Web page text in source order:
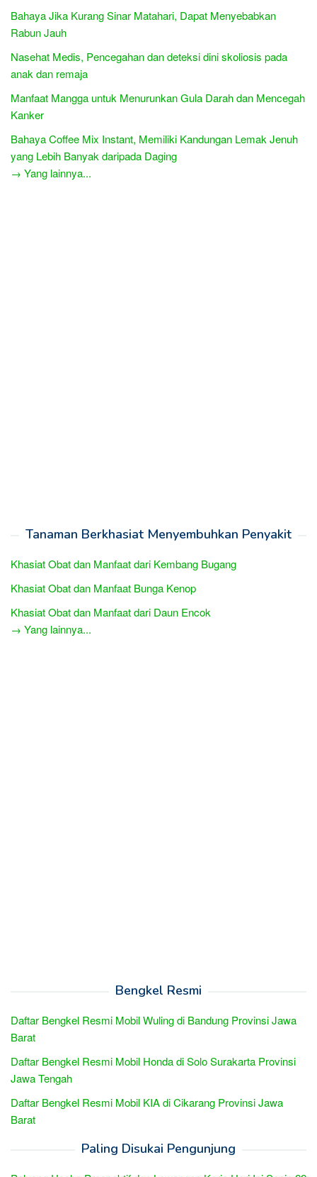
Bahaya Jika Kurang Sinar Matahari, Dapat Menyebabkan
Rabun Jauh
Nasehat Medis, Pencegahan dan deteksi dini skoliosis pada
anak dan remaja
Manfaat Mangga untuk Menurunkan Gula Darah dan Mencegah
Kanker
Bahaya Coffee Mix Instant, Memiliki Kandungan Lemak Jenuh
yang Lebih Banyak daripada Daging
→ Yang lainnya...
Tanaman Berkhasiat Menyembuhkan Penyakit
Khasiat Obat dan Manfaat dari Kembang Bugang
Khasiat Obat dan Manfaat Bunga Kenop
Khasiat Obat dan Manfaat dari Daun Encok
→ Yang lainnya...
Bengkel Resmi
Daftar Bengkel Resmi Mobil Wuling di Bandung Provinsi Jawa
Barat
Daftar Bengkel Resmi Mobil Honda di Solo Surakarta Provinsi
Jawa Tengah
Daftar Bengkel Resmi Mobil KIA di Cikarang Provinsi Jawa
Barat
Paling Disukai Pengunjung